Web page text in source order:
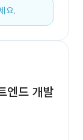
요.
엔드 개발